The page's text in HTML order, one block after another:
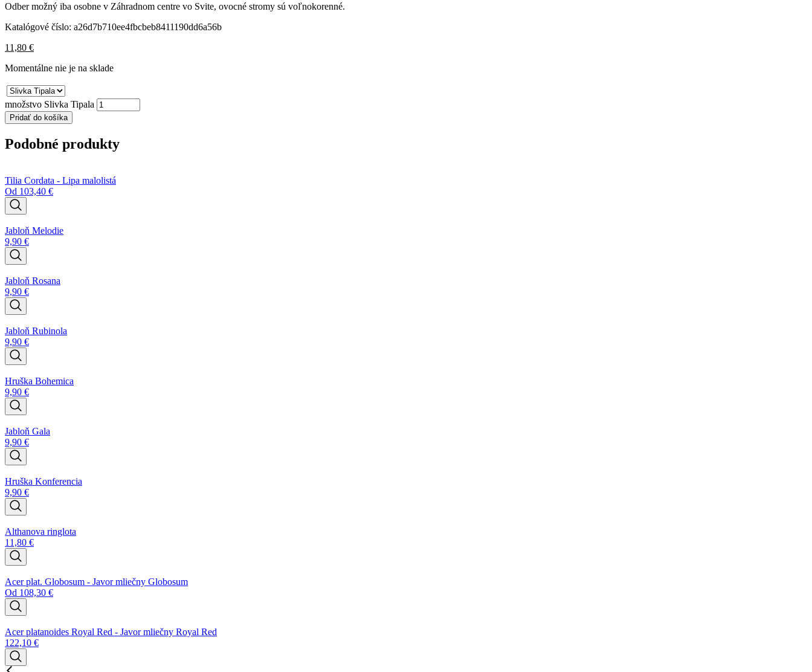
Odber možný iba osobne v Záhradnom centre vo Svite, ovocné stromy sú voľnokorenné.
Katalógové číslo: a26d7b710ee4fbcbeb8411190dd6a56b
11,80 €
Momentálne nie je na sklade
množstvo Slivka Tipala
Pridať do košíka
Podobné produkty
Tilia Cordata - Lipa malolistá
Od 103,40 €
Jabloň Melodie
9,90 €
Jabloň Rosana
9,90 €
Jabloň Rubinola
9,90 €
Hruška Bohemica
9,90 €
Jabloň Gala
9,90 €
Hruška Konferencia
9,90 €
Althanova ringlota
11,80 €
Acer plat. Globosum - Javor mliečny Globosum
Od 108,30 €
Acer platanoides Royal Red - Javor mliečny Royal Red
122,10 €